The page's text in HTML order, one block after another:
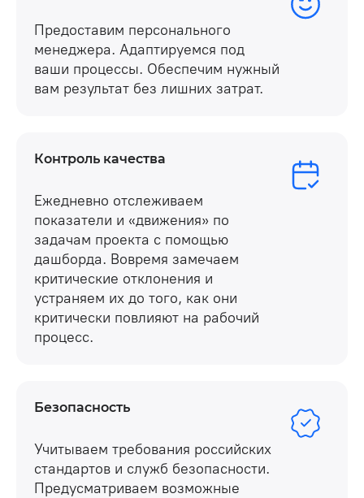
Предоставим персонального
менеджера. Адаптируемся под
ваши процессы. Обеспечим нужный
вам результат без лишних затрат.
Контроль качества
Ежедневно отслеживаем
показатели и «движения» по
задачам проекта с помощью
дашборда. Вовремя замечаем
критические отклонения и
устраняем их до того, как они
критически повлияют на рабочий
процесс.
Безопасность
Учитываем требования российских
стандартов и служб безопасности.
Предусматриваем возможные